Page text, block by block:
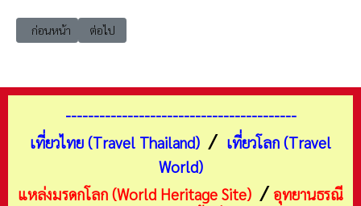
เนื้อหาก่อนหน้า: แหล่งมรดกโลก เอเชียตะวันออก จีน 1996 พื้นที่ชมวิวภูเข
ก่อนหน้า เนื้อหาถัดไป: แหล่งมรดกโลก เอเชียตะวันออก จีน 1997 เมือง
ต่อไป
-----------------------------------------
เที่ยวไทย (Travel Thailand) / เที่ยวโลก (Travel
World)
แหล่งมรดกโลก (World Heritage Site) /อุทยานธรณี